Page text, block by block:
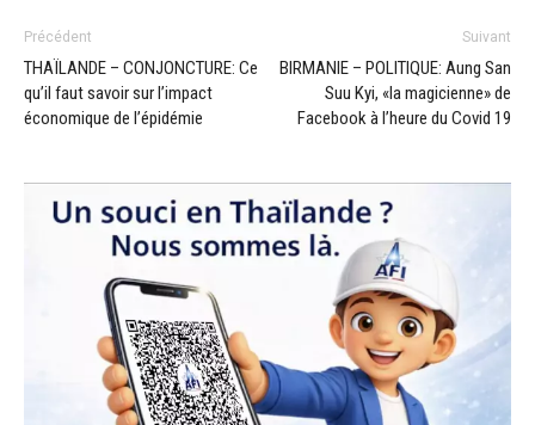
Précédent
THAÏLANDE – CONJONCTURE: Ce
qu’il faut savoir sur l’impact
économique de l’épidémie
Suivant
BIRMANIE – POLITIQUE: Aung San
Suu Kyi, «la magicienne» de
Facebook à l’heure du Covid 19